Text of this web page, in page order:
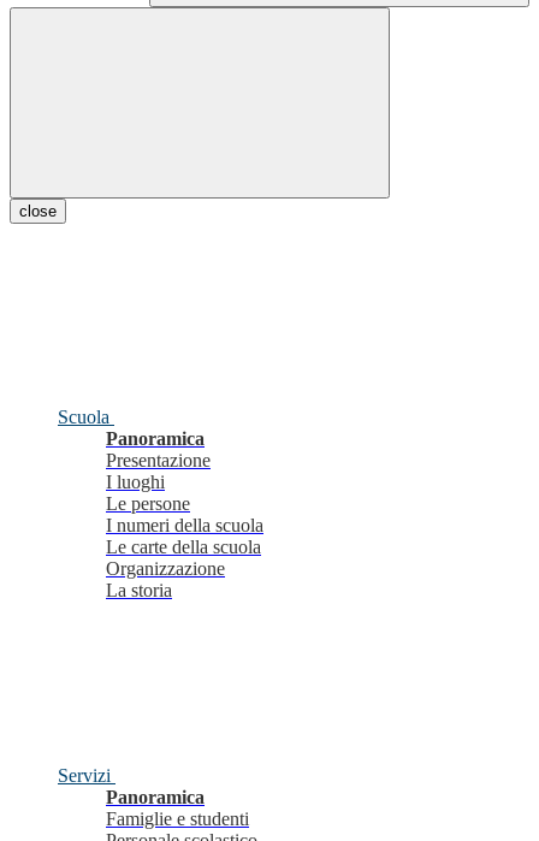
close
Scuola
Panoramica
Presentazione
I luoghi
Le persone
I numeri della scuola
Le carte della scuola
Organizzazione
La storia
Servizi
Panoramica
Famiglie e studenti